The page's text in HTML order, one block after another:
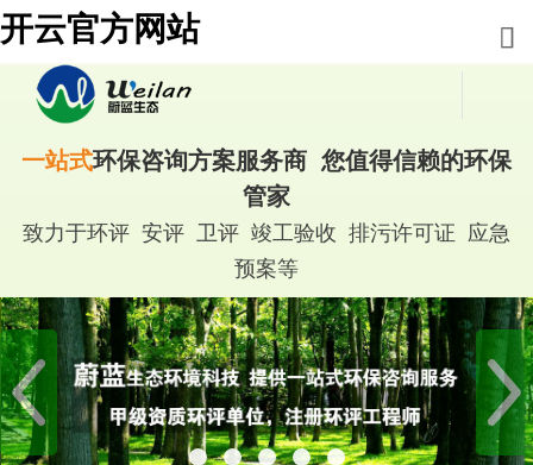
开云官方网站
一站式环保咨询方案服务商 您值得信赖的环保
管家
致力于环评 安评 卫评 竣工验收 排污许可证 应急
预案等